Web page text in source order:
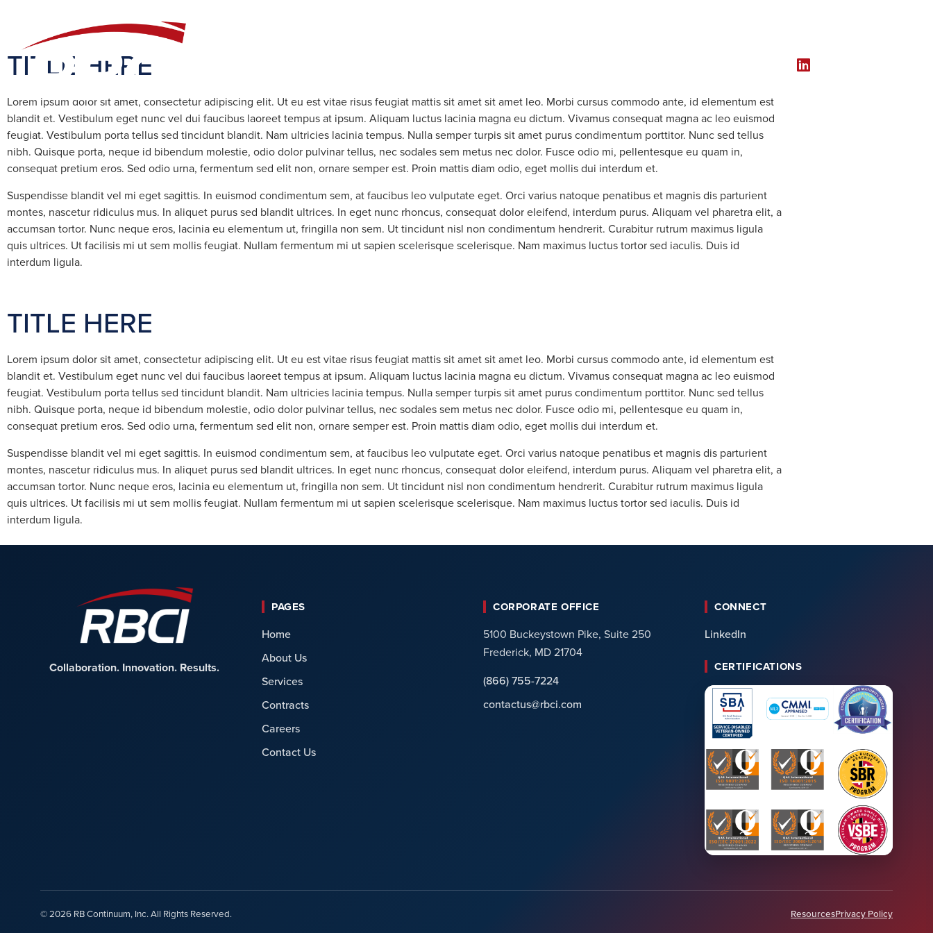
TITLE HERE
Lorem ipsum dolor sit amet, consectetur adipiscing elit. Ut eu est vitae risus feugiat mattis sit amet sit amet leo. Morbi cursus commodo ante, id elementum est
blandit et. Vestibulum eget nunc vel dui faucibus laoreet tempus at ipsum. Aliquam luctus lacinia magna eu dictum. Vivamus consequat magna ac leo euismod
feugiat. Vestibulum porta tellus sed tincidunt blandit. Nam ultricies lacinia tempus. Nulla semper turpis sit amet purus condimentum porttitor. Nunc sed tellus
nibh. Quisque porta, neque id bibendum molestie, odio dolor pulvinar tellus, nec sodales sem metus nec dolor. Fusce odio mi, pellentesque eu quam in,
consequat pretium eros. Sed odio urna, fermentum sed elit non, ornare semper est. Proin mattis diam odio, eget mollis dui interdum et.
Suspendisse blandit vel mi eget sagittis. In euismod condimentum sem, at faucibus leo vulputate eget. Orci varius natoque penatibus et magnis dis parturient
montes, nascetur ridiculus mus. In aliquet purus sed blandit ultrices. In eget nunc rhoncus, consequat dolor eleifend, interdum purus. Aliquam vel pharetra elit, a
accumsan tortor. Nunc neque eros, lacinia eu elementum ut, fringilla non sem. Ut tincidunt nisl non condimentum hendrerit. Curabitur rutrum maximus ligula
quis ultrices. Ut facilisis mi ut sem mollis feugiat. Nullam fermentum mi ut sapien scelerisque scelerisque. Nam maximus luctus tortor sed iaculis. Duis id
interdum ligula.
TITLE HERE
Lorem ipsum dolor sit amet, consectetur adipiscing elit. Ut eu est vitae risus feugiat mattis sit amet sit amet leo. Morbi cursus commodo ante, id elementum est
blandit et. Vestibulum eget nunc vel dui faucibus laoreet tempus at ipsum. Aliquam luctus lacinia magna eu dictum. Vivamus consequat magna ac leo euismod
feugiat. Vestibulum porta tellus sed tincidunt blandit. Nam ultricies lacinia tempus. Nulla semper turpis sit amet purus condimentum porttitor. Nunc sed tellus
nibh. Quisque porta, neque id bibendum molestie, odio dolor pulvinar tellus, nec sodales sem metus nec dolor. Fusce odio mi, pellentesque eu quam in,
consequat pretium eros. Sed odio urna, fermentum sed elit non, ornare semper est. Proin mattis diam odio, eget mollis dui interdum et.
Suspendisse blandit vel mi eget sagittis. In euismod condimentum sem, at faucibus leo vulputate eget. Orci varius natoque penatibus et magnis dis parturient
montes, nascetur ridiculus mus. In aliquet purus sed blandit ultrices. In eget nunc rhoncus, consequat dolor eleifend, interdum purus. Aliquam vel pharetra elit, a
accumsan tortor. Nunc neque eros, lacinia eu elementum ut, fringilla non sem. Ut tincidunt nisl non condimentum hendrerit. Curabitur rutrum maximus ligula
quis ultrices. Ut facilisis mi ut sem mollis feugiat. Nullam fermentum mi ut sapien scelerisque scelerisque. Nam maximus luctus tortor sed iaculis. Duis id
interdum ligula.
Collaboration. Innovation. Results.
PAGES
Home
About Us
Services
Contracts
Careers
Contact Us
CORPORATE OFFICE
5100 Buckeystown Pike, Suite 250
Frederick, MD 21704
(866) 755-7224
contactus@rbci.com
CONNECT
LinkedIn
CERTIFICATIONS
© 2026 RB Continuum, Inc. All Rights Reserved. ResourcesPrivacy Policy